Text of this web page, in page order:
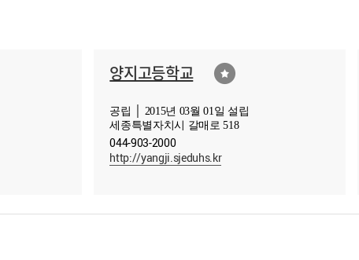
양지고등학교
공립 │ 2015년 03월 01일 설립
세종특별자치시 갈매로 518
044-903-2000
http://yangji.sjeduhs.kr